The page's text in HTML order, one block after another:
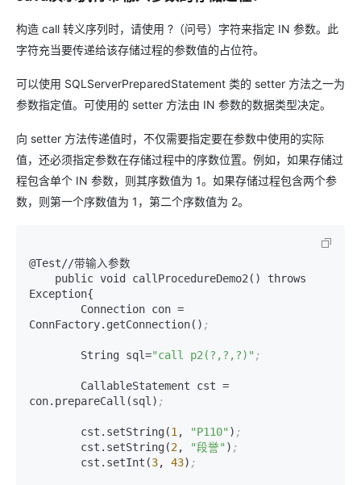
构造 call 转义序列时，请使用 ?（问号）字符来指定 IN 参数。此
字符充当要传递给该存储过程的参数值的占位符。
可以使用 SQLServerPreparedStatement 类的 setter 方法之一为
参数指定值。可使用的 setter 方法由 IN 参数的数据类型决定。
向 setter 方法传递值时，不仅需要指定要在参数中使用的实际
值，还必须指定参数在存储过程中的序数位置。例如，如果存储过
程包含单个 IN 参数，则其序数值为 1。如果存储过程包含两个参
数，则第一个序数值为 1，第二个序数值为 2。
@Test//带输入参数
Exception{
ConnFactory.getConnection() ;
        String sql=
"call p2(?,?,?)" ;
con.prepareCall(sql) ;
        cst.setString(
1 , "P110" ) ;
        cst.setString(
2, "段誉" ) ;
        cst.setInt(
3, 43) ;